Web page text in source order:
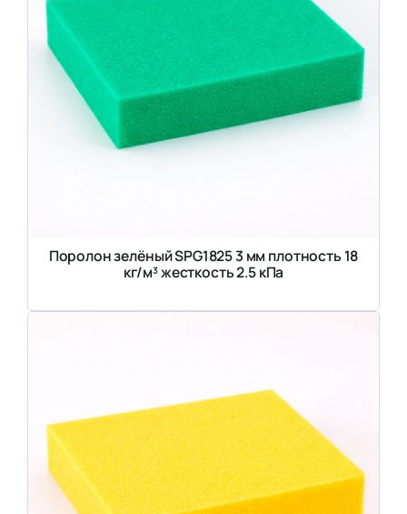
Поролон зелёный SPG1825 3 мм плотность 18
кг/м³ жесткость 2.5 кПа